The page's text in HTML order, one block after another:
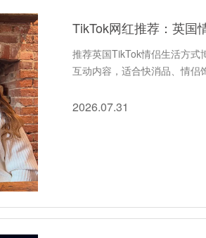
TikTok网红推荐：英国
推荐英国TikTok情侣生活方式
互动内容，适合快消品、情侣
2026.07.31